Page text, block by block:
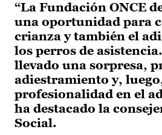
“La Fundación ONCE
una oportunidad para
crianza y también el
los perros de
llevado una sorpresa,
adiestramiento y,
profesionalidad en el
ha destacado la
Social.